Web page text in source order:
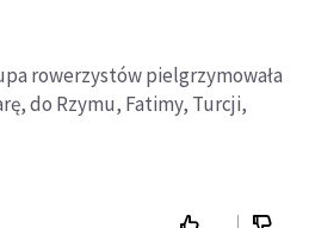
rowerzystów pielgrzymowała
do Rzymu, Fatimy, Turcji,